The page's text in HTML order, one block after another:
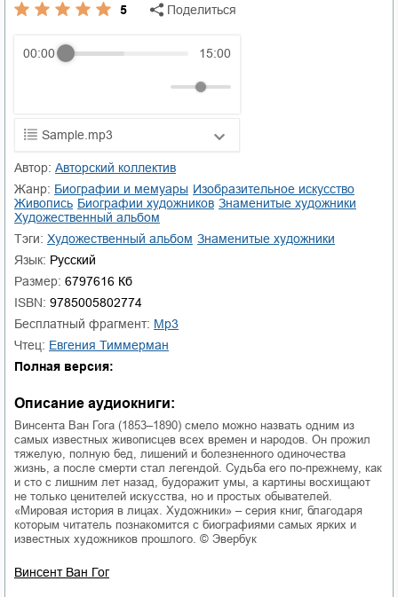
5
Поделиться
00:00 15:00
Sample.mp3
01.mp3
02.mp3 20:50
Автор:
Авторский коллектив
Жанр:
биографии и мемуары
изобразительное искусство
живопись
биографии художников
знаменитые художники
художественный альбом
Тэги:
художественный альбом
знаменитые художники
Язык: Русский
Размер: 6797616 Кб
ISBN: 9785005802774
Бесплатный фрагмент:
mp3
Чтец:
Евгения Тиммерман
Полная версия:
Описание аудиокниги:
Винсента Ван Гога (1853–1890) смело можно назвать одним из
самых известных живописцев всех времен и народов. Он прожил
тяжелую, полную бед, лишений и болезненного одиночества
жизнь, а после смерти стал легендой. Судьба его по-прежнему, как
и сто с лишним лет назад, будоражит умы, а картины восхищают
не только ценителей искусства, но и простых обывателей.
«Мировая история в лицах. Художники» – серия книг, благодаря
которым читатель познакомится с биографиями самых ярких и
известных художников прошлого. © Эвербук
Винсент Ван Гог